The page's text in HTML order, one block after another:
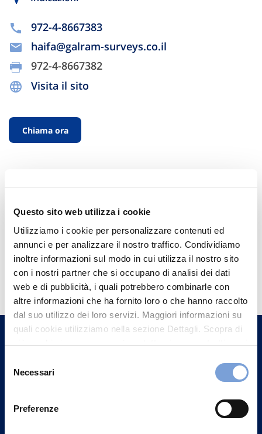
Questo sito web utilizza i cookie
Utilizziamo i cookie per personalizzare contenuti ed
annunci e per analizzare il nostro traffico. Condividiamo
inoltre informazioni sul modo in cui utilizza il nostro sito
con i nostri partner che si occupano di analisi dei dati
web e di pubblicità, i quali potrebbero combinarle con
altre informazioni che ha fornito loro o che hanno raccolto
dal suo utilizzo dei loro servizi. Maggiori informazioni su
quali cookie utilizziamo nella sezione Dettagli. Scopra di
più su chi siamo, come può contattarci e come trattiamo i
può trovare nel footer del sito nella sezione "Informativa
delNecessari
Preferenze
972-4-8667383
haifa@galram-surveys.co.il
972-4-8667382
Visita il sito
Chiama ora
Hai bisogno di
informazioni?
Trova l'Agenzia più vicina a te e parla con
un nostro Agente.